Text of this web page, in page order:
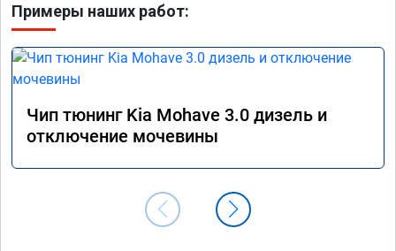
Примеры наших работ:
Чип тюнинг Kia Mohave 3.0 дизель и
отключение мочевины